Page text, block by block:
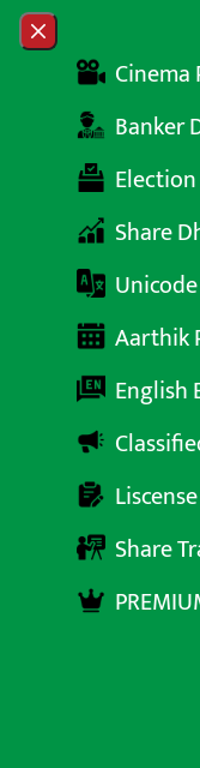
Skip to content
Close menu
Banker
Share
Aarthik
English
Share
सबै समाचारबेथिति
बनाउन
सहमति